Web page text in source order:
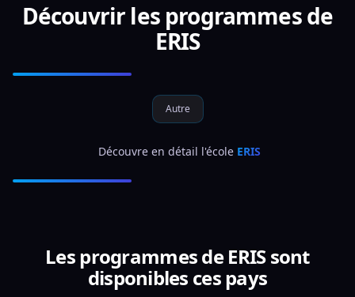
Découvrir les programmes de
ERIS
Autre
Découvre en détail l'école ERIS
Les programmes de ERIS sont
disponibles ces pays